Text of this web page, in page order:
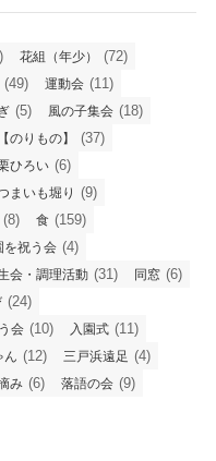
花組（年少） (72)
(49) 運動会 (11)
(5) 風の子集会 (18)
のりもの】 (37)
ひろい (6)
まいも堀り (9)
(8) 食 (159)
を祝う会 (4)
会・調理活動 (31) 同窓 (6)
(24)
会 (10) 入園式 (11)
ん (12) 三戸浜遠足 (4)
み (6) 落語の会 (9)